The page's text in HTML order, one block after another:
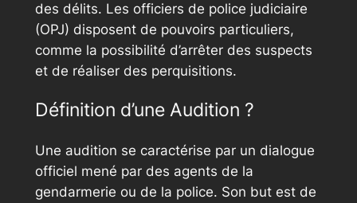
des délits. Les officiers de police judiciaire
(OPJ) disposent de pouvoirs particuliers,
comme la possibilité d’arrêter des suspects
et de réaliser des perquisitions.
Définition d’une Audition ?
Une audition se caractérise par un dialogue
officiel mené par des agents de la
gendarmerie ou de la police. Son but est de